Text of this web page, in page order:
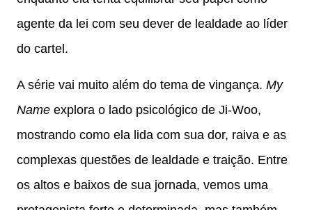
agente da lei com seu dever de lealdade ao líder
do cartel.
A série vai muito além do tema de vingança. My
Name explora o lado psicológico de Ji-Woo,
mostrando como ela lida com sua dor, raiva e as
complexas questões de lealdade e traição. Entre
os altos e baixos de sua jornada, vemos uma